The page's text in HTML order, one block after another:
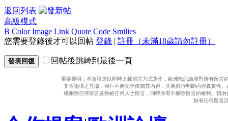
GMT+8, 2026-8-7 09:15
Powered by歐洲論壇
© 2016 to Now